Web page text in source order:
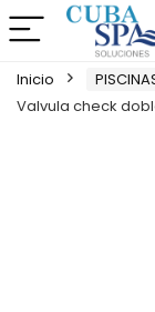
Inicio
Valvula check